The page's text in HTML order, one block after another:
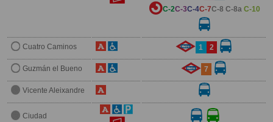
C-2C-3C-4C-7C-8 C-8a C-10
Cuatro Caminos 1 2
Guzmán el Bueno 7
Vicente Aleixandre
Ciudad